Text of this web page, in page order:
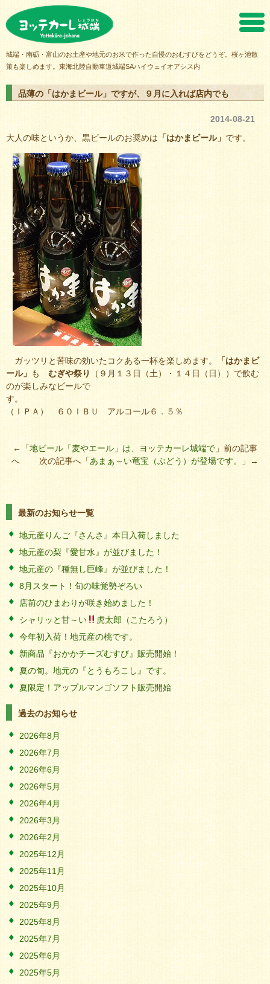
城端・南砺・富山のお土産や地元のお米で作った自慢のおむすびをどうぞ。桜ヶ池散
策も楽しめます。東海北陸自動車道城端SAハイウェイオアシス内
品薄の「はかまビール」ですが、９月に入れば店内でも
2014-08-21
大人の味というか、黒ビールのお奨めは 「はかまビール」 です。
ガッツリと苦味の効いたコクある一杯を楽しめます。「はかまビ
ール」 も むぎや祭り
（９月１３日（土）・１４日（日））で飲む
のが楽しみなビールで
す
（ＩＰＡ） ６０ＩＢＵ アルコール６．５％
←「地ビール「麦やエール」は、ヨッテカーレ城端で」前の記事
へ 次の記事へ「あまぁ～い竜宝（ぶどう）が登場です。 」→
最新のお知らせ一覧
地元産りんご『さんさ』本日入荷しました
地元産の梨『愛甘水』が並びました！
地元産の『種無し巨峰』が並びました！
8月スタート！旬の味覚勢ぞろい
店前のひまわりが咲き始めました！
シャリッと甘～い
虎太郎（こたろう）
今年初入荷！地元産の桃です。
新商品『おかかチーズむすび』販売開始！
夏の旬。地元の『とうもろこし』です。
夏限定！アップルマンゴソフト販売開始
過去のお知らせ
2026年8月
2026年7月
2026年6月
2026年5月
2026年4月
2026年3月
2026年2月
2025年12月
2025年11月
2025年10月
2025年9月
2025年8月
2025年7月
2025年6月
2025年5月